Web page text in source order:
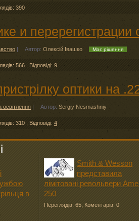
390
и перерегистрации
| Автор: Олексій Івашко Має рішення
566 Відповіді: 9
оптики на
освітлення | Автор: Sergiy Nesmashniy
310 Відповіді: 4
в
Smith & Wesson
представила
лімітовані револьвери
250
Переглядів: 65 Коментарів: 0